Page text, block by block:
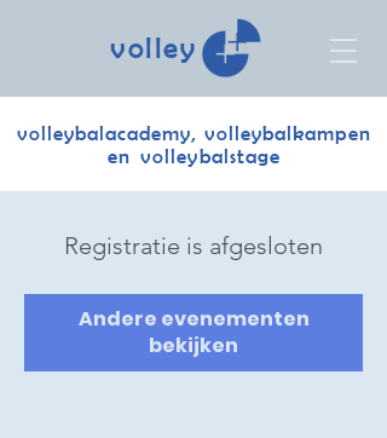
volley
volleybalacademy, volleybalkampen
en volleybalstage
Registratie is afgesloten
Andere evenementen
bekijken